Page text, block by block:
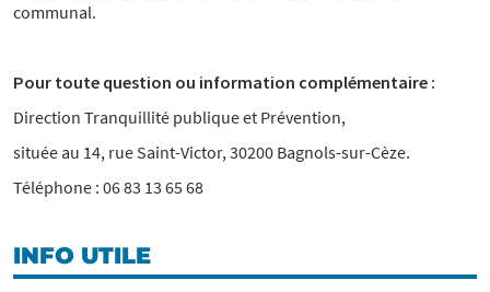
communal.
Pour toute question ou information complémentaire :
Direction Tranquillité publique et Prévention,
située au 14, rue Saint-Victor, 30200 Bagnols-sur-Cèze.
Téléphone : 06 83 13 65 68
INFO UTILE